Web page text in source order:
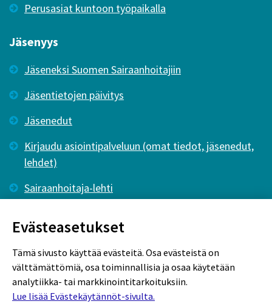
Perusasiat kuntoon työpaikalla
Jäsenyys
Jäseneksi Suomen Sairaanhoitajiin
Jäsentietojen päivitys
Jäsenedut
Kirjaudu asiointipalveluun (omat tiedot, jäsenedut,
lehdet)
Sairaanhoitaja-lehti
Evästeasetukset
Tämä sivusto käyttää evästeitä. Osa evästeistä on
välttämättömiä, osa toiminnallisia ja osaa käytetään
analytiikka- tai markkinointitarkoituksiin.
Lue lisää Evästekäytännöt-sivulta.